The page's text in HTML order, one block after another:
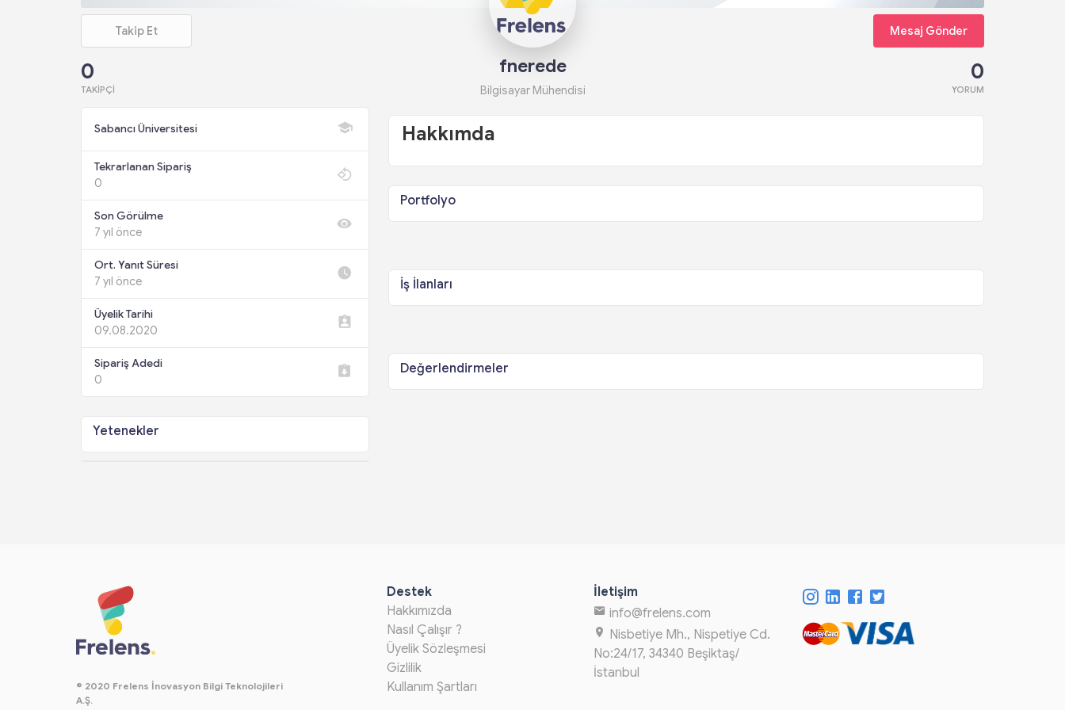
Takip Et Mesaj Gönder
0
TAKIPÇI
fnerede
Bilgisayar Mühendisi
0
YORUM
Sabancı Üniversitesi
Tekrarlanan Sipariş
0
Son Görülme
7 yıl önce
Ort. Yanıt Süresi
7 yıl önce
Üyelik Tarihi
09.08.2020
Sipariş Adedi
0
Yetenekler
Hakkımda
Portfolyo
İş İlanları
Değerlendirmeler
© 2020 Frelens İnovasyon Bilgi Teknolojileri
A.Ş.
Destek
Hakkımızda
Nasıl Çalışır ?
Üyelik Sözleşmesi
Gizlilik
Kullanım Şartları
İletişim
info@frelens.com
Nisbetiye Mh., Nispetiye Cd.
No:24/17, 34340 Beşiktaş/
İstanbul